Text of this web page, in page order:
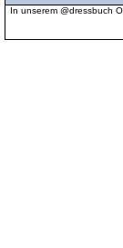
In unserem @dressbuch